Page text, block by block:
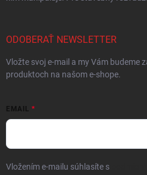
ODOBERAŤ NEWSLETTER
Vložte svoj e-mail a my Vám budeme
produktoch na našom e-shope.
EMAIL
Vložením e-mailu súhlasíte s